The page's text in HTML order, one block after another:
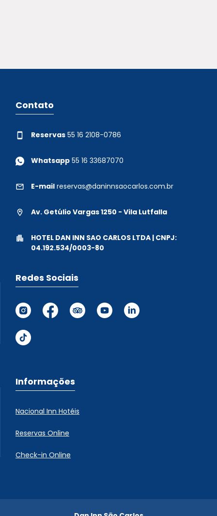
Contato
Reservas 55 16 2108-0786
Whatsapp 55 16 33687070
E-mail reservas@daninnsaocarlos.com.br
Av. Getúlio Vargas 1250 - Vila Lutfalla
HOTEL DAN INN SAO CARLOS LTDA | CNPJ:
04.192.534/0003-80
Redes Sociais
Informações
Nacional Inn Hotéis
Reservas Online
Check-in Online